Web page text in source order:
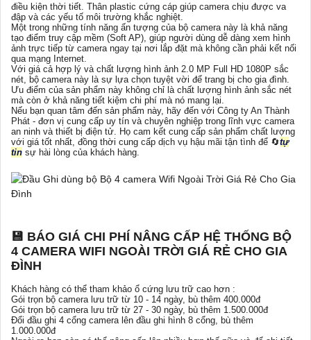
điều kiện thời tiết. Thân plastic cứng cáp giúp camera chịu được va
đập và các yếu tố môi trường khắc nghiệt.
Một trong những tính năng ấn tượng của bộ camera này là khả năng
tạo điểm truy cập mềm (Soft AP), giúp người dùng dễ dàng xem hình
ảnh trực tiếp từ camera ngay tại nơi lắp đặt mà không cần phải kết nối
qua mạng Internet.
Với giá cả hợp lý và chất lượng hình ảnh 2.0 MP Full HD 1080P sắc
nét, bộ camera này là sự lựa chọn tuyệt vời để trang bị cho gia đình.
Ưu điểm của sản phẩm này không chỉ là chất lượng hình ảnh sắc nét
mà còn ở khả năng tiết kiệm chi phí mà nó mang lại.
Nếu bạn quan tâm đến sản phẩm này, hãy đến với Công ty An Thành
Phát - đơn vị cung cấp uy tín và chuyên nghiệp trong lĩnh vực camera
an ninh và thiết bị điện tử. Họ cam kết cung cấp sản phẩm chất lượng
với giá tốt nhất, đồng thời cung cấp dịch vụ hậu mãi tận tình để 🔄tự
tin sự hài lòng của khách hàng.
💾 BÁO GIÁ CHI PHÍ NÂNG CẤP HỆ THỐNG BỘ
4 CAMERA WIFI NGOÀI TRỜI GIÁ RẺ CHO GIA
ĐÌNH
Khách hàng có thể tham khảo ổ cứng lưu trữ cao hơn :
Gói trọn bộ camera lưu trữ từ 10 - 14 ngày, bù thêm 400.000đ
Gói trọn bộ camera lưu trữ từ 27 - 30 ngày, bù thêm 1.500.000đ
Đổi đầu ghi 4 cổng camera lên đầu ghi hình 8 cổng, bù thêm
1.000.000đ